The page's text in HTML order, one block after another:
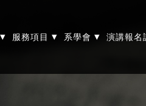
▾ 服務項目 ▾ 系學會 ▾ 演講報名